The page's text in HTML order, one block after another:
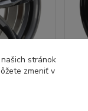
stránok
zmeniť v